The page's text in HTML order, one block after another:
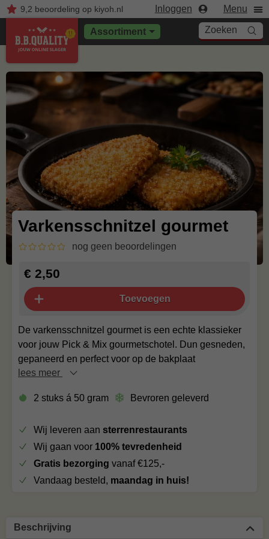
9,2 beoordelingop kiyoh.nl Inloggen Menu
Assortiment Zoeken
Varkensschnitzel gourmet
nog geen beoordelingen
De varkensschnitzel gourmet is een echte klassieker
voor jouw Pick & Mix gourmetschotel. Dun gesneden,
gepaneerd en perfect voor op de bakplaat
lees meer
2 stuks á 50 gram Bevroren geleverd
€ 2,50
Toevoegen
Wij leveren aan sterrenrestaurants
Wij gaan voor 100% tevredenheid
Gratis bezorging vanaf €125,-
Vandaag besteld, maandag in huis!
Beschrijving